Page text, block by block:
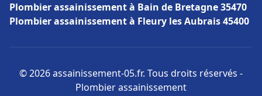
Plombier assainissement à Bain de Bretagne 35470
Plombier assainissement à Fleury les Aubrais 45400
© 2026 assainissement-05.fr. Tous droits réservés -
Plombier assainissement